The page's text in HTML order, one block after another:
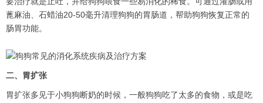
蓖麻油、石蜡油20-50毫升清理狗狗的胃肠道，帮助狗狗恢复正常的
肠胃功能。
二、胃扩张
胃扩张多见于小狗狗断奶的时候，一般狗狗吃了太多的食物，或是吃